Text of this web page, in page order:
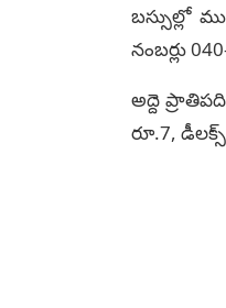
బస్సుల్లో
నంబర్లు
అద్దె
రూ.7,